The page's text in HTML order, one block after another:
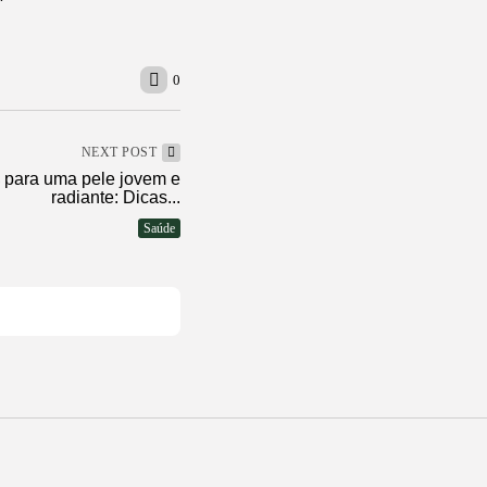
0
NEXT POST
uma pele jovem e
radiante: Dicas...
Saúde